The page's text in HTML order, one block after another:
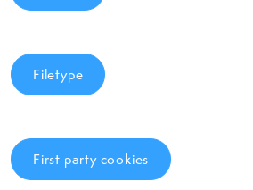
Filetype
First party cookies